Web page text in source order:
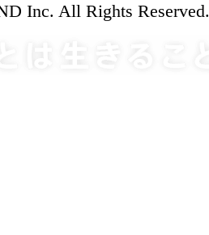
Inc. All Rights Reserved.